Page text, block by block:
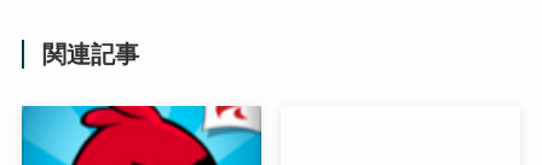
関連記事